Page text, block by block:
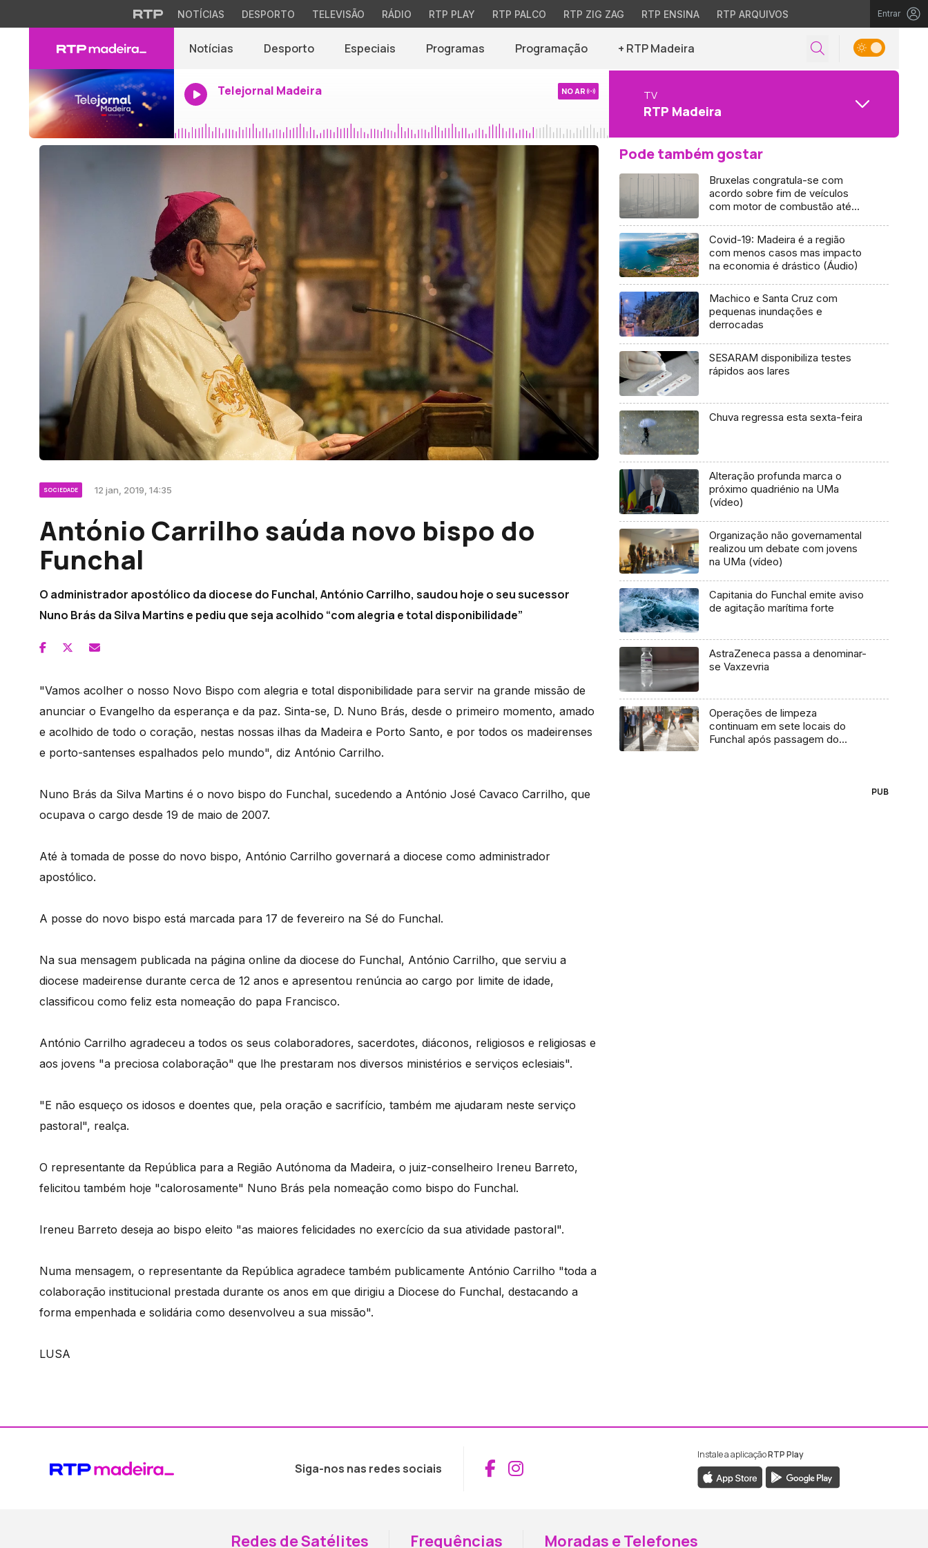
NOTÍCIAS DESPORTO TELEVISÃO RÁDIO RTP PLAY RTP PALCO RTP ZIG ZAG RTP ENSINA RTP ARQUIVOS Entrar
Notícias Desporto Especiais Programas Programação + RTP Madeira
Telejornal Madeira NO AR TV
RTP Madeira
SOCIEDADE 12 jan, 2019, 14:35
António Carrilho saúda novo bispo do
Funchal
O administrador apostólico da diocese do Funchal, António Carrilho, saudou hoje o seu sucessor
Nuno Brás da Silva Martins e pediu que seja acolhido “com alegria e total disponibilidade”
"Vamos acolher o nosso Novo Bispo com alegria e total disponibilidade para servir na grande missão de
anunciar o Evangelho da esperança e da paz. Sinta-se, D. Nuno Brás, desde o primeiro momento, amado
e acolhido de todo o coração, nestas nossas ilhas da Madeira e Porto Santo, e por todos os madeirenses
e porto-santenses espalhados pelo mundo", diz António Carrilho.
Nuno Brás da Silva Martins é o novo bispo do Funchal, sucedendo a António José Cavaco Carrilho, que
ocupava o cargo desde 19 de maio de 2007.
Até à tomada de posse do novo bispo, António Carrilho governará a diocese como administrador
apostólico.
A posse do novo bispo está marcada para 17 de fevereiro na Sé do Funchal.
Na sua mensagem publicada na página online da diocese do Funchal, António Carrilho, que serviu a
diocese madeirense durante cerca de 12 anos e apresentou renúncia ao cargo por limite de idade,
classificou como feliz esta nomeação do papa Francisco.
António Carrilho agradeceu a todos os seus colaboradores, sacerdotes, diáconos, religiosos e religiosas e
aos jovens "a preciosa colaboração" que lhe prestaram nos diversos ministérios e serviços eclesiais".
"E não esqueço os idosos e doentes que, pela oração e sacrifício, também me ajudaram neste serviço
pastoral", realça.
O representante da República para a Região Autónoma da Madeira, o juiz-conselheiro Ireneu Barreto,
felicitou também hoje "calorosamente" Nuno Brás pela nomeação como bispo do Funchal.
Ireneu Barreto deseja ao bispo eleito "as maiores felicidades no exercício da sua atividade pastoral".
Numa mensagem, o representante da República agradece também publicamente António Carrilho "toda a
colaboração institucional prestada durante os anos em que dirigiu a Diocese do Funchal, destacando a
forma empenhada e solidária como desenvolveu a sua missão".
LUSA
Pode também gostar
Bruxelas congratula-se com
acordo sobre fim de veículos
com motor de combustão até
Covid-19: Madeira é a região
com menos casos mas impacto
na economia é drástico (Áudio)
Machico e Santa Cruz com
pequenas inundações e
derrocadas
SESARAM disponibiliza testes
rápidos aos lares
Chuva regressa esta sexta-feira
Alteração profunda marca o
próximo quadriénio na UMa
(vídeo)
Organização não governamental
realizou um debate com jovens
na UMa (vídeo)
Capitania do Funchal emite aviso
de agitação marítima forte
AstraZeneca passa a denominar-
se Vaxzevria
Operações de limpeza
continuam em sete locais do
Funchal após passagem do
PUB
Siga-nos nas redes sociais Aceder ao Facebook da RTP Madeira
Aceder ao Instagram da RTP Madeira
Instale a aplicaçãoRTP Play
Redes de Satélites Frequências Moradas e Telefones